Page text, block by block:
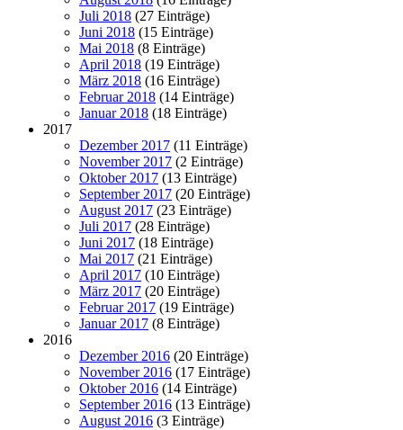
Juli 2018 (27 Einträge)
Juni 2018 (15 Einträge)
Mai 2018 (8 Einträge)
April 2018 (19 Einträge)
März 2018 (16 Einträge)
Februar 2018 (14 Einträge)
Januar 2018 (18 Einträge)
2017
Dezember 2017 (11 Einträge)
November 2017 (2 Einträge)
Oktober 2017 (13 Einträge)
September 2017 (20 Einträge)
August 2017 (23 Einträge)
Juli 2017 (28 Einträge)
Juni 2017 (18 Einträge)
Mai 2017 (21 Einträge)
April 2017 (10 Einträge)
März 2017 (20 Einträge)
Februar 2017 (19 Einträge)
Januar 2017 (8 Einträge)
2016
Dezember 2016 (20 Einträge)
November 2016 (17 Einträge)
Oktober 2016 (14 Einträge)
September 2016 (13 Einträge)
August 2016 (3 Einträge)